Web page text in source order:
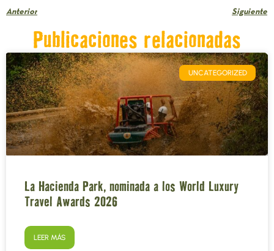
Anterior Siguiente
Publicaciones relacionadas
UNCATEGORIZED
La Hacienda Park, nominada a los World Luxury
Travel Awards 2026
LEER MÁS